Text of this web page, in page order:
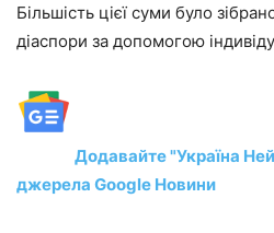
Більшість цієї суми було
діаспори за допомогою
Додавайте "Україна
джерела Google Новини